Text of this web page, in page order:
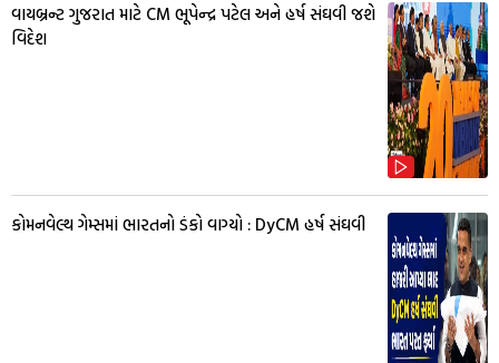
વાયબ્રન્ટ ગુજરાત માટે CM ભૂપેન્દ્ર પટેલ અને હર્ષ સંઘવી જશે
વિદેશ
કોમનવેલ્થ ગેમ્સમાં ભારતનો ડંકો વાગ્યો : DyCM હર્ષ સંઘવી